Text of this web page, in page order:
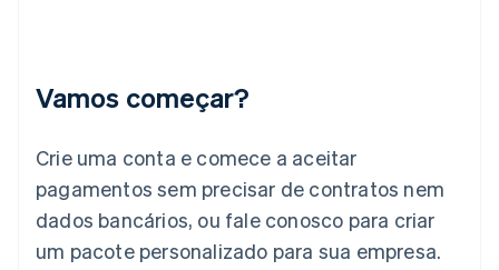
Vamos começar?
Crie uma conta e comece a aceitar
pagamentos sem precisar de contratos nem
dados bancários, ou fale conosco para criar
um pacote personalizado para sua empresa.
Irlanda
Itália
English
Japão
日本語English
Letônia